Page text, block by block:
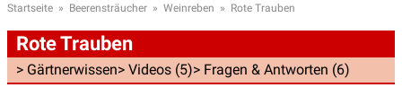
Startseite » Beerensträucher » Weinreben » Rote Trauben
Rote Trauben
> Gärtnerwissen> Videos (5)> Fragen & Antworten (6)